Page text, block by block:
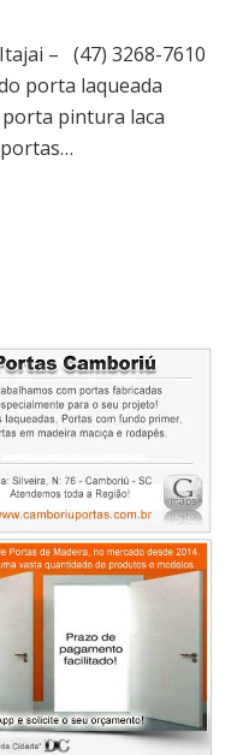
– (47) 3268-7610
porta laqueada
pintura laca